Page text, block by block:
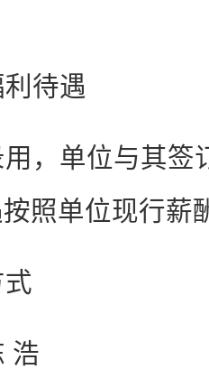
待遇
，单位与其签
照单位现行薪
浩